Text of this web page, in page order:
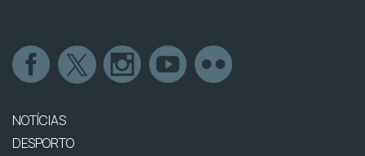
NOTÍCIAS
DESPORTO